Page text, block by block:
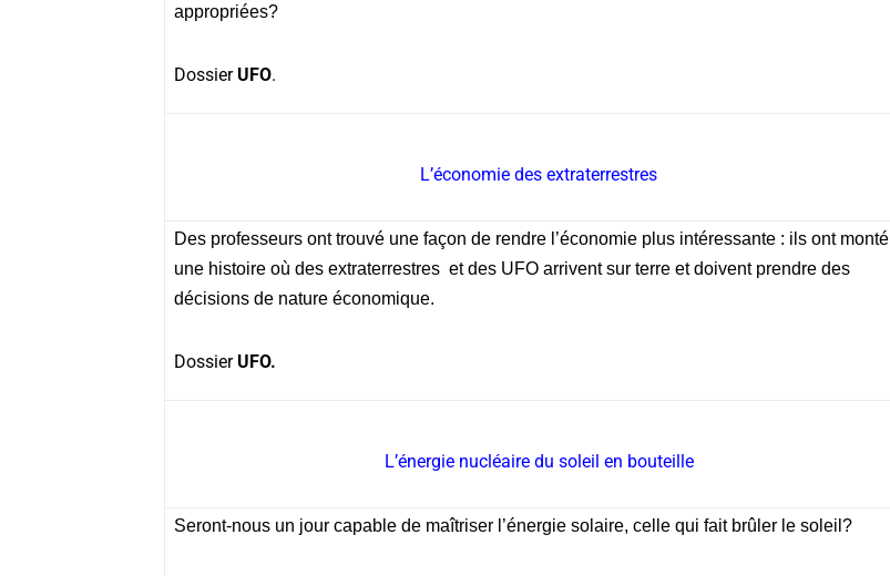
appropriées?
DossierUFO.
L’économie des extraterrestres
Des professeurs ont trouvé une façon de rendre l’économie plus intéressante : ils ont monté
une histoire où des extraterrestres et des UFO arrivent sur terre et doivent prendre des
décisions de nature économique.
DossierUFO.
L’énergie nucléaire du soleil en bouteille
Seront-nous un jour capable de maîtriser l’énergie solaire, celle qui fait brûler le soleil?